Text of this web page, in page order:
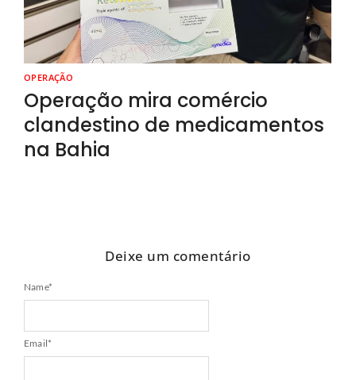
OPERAÇÃO
Operação mira comércio
clandestino de medicamentos
na Bahia
Deixe um comentário
Name*
Email*